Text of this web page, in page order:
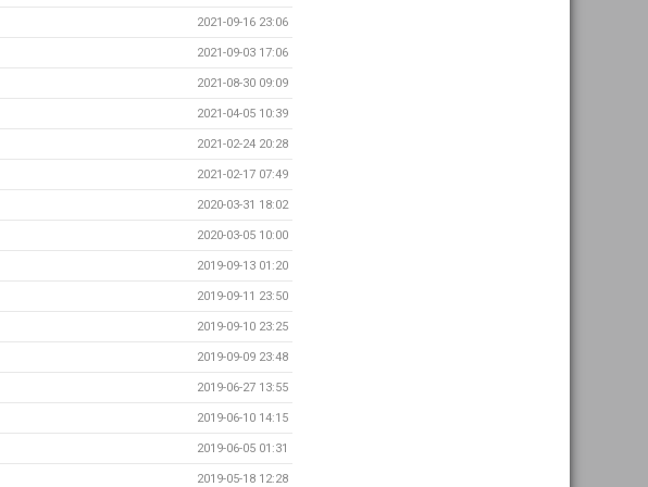
2021-09-16 23:06
2021-09-03 17:06
2021-08-30 09:09
2021-04-05 10:39
2021-02-24 20:28
2021-02-17 07:49
2020-03-31 18:02
2020-03-05 10:00
2019-09-13 01:20
2019-09-11 23:50
2019-09-10 23:25
2019-09-09 23:48
2019-06-27 13:55
2019-06-10 14:15
2019-06-05 01:31
2019-05-18 12:28